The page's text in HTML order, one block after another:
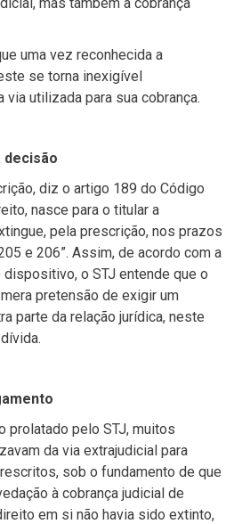
uma vez reconhecida a
se torna inexigível
via utilizada para sua cobrança.
decisão
diz o artigo 189 do Código
nasce para o titular a
pela prescrição, nos prazos
e 206”. Assim, de acordo com a
o STJ entende que o
pretensão de exigir um
parte da relação jurídica, neste
prolatado pelo STJ, muitos
da via extrajudicial para
sob o fundamento de que
à cobrança judicial de
em si não havia sido extinto,